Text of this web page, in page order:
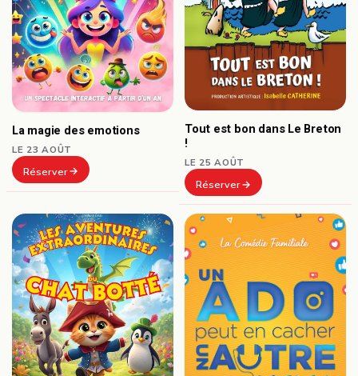
La magie des emotions
LE 23 AOÛT
Réserver
Tout est bon dans Le Breton
!
LE 25 AOÛT
Réserver